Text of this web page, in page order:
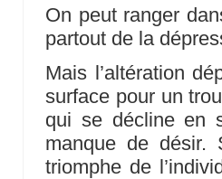
On peut ranger
partout de la
Mais l’altération
surface pour un
qui se décline en
manque de désir.
triomphe de